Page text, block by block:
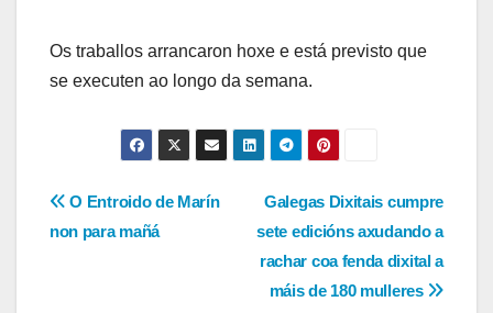
Os traballos arrancaron hoxe e está previsto que
se executen ao longo da semana.
Navegación
de
Galegas Dixitais cumpre
sete edicións axudando a
rachar coa fenda dixital a
máis de 180 mulleres
O Entroido de Marín
non para mañá